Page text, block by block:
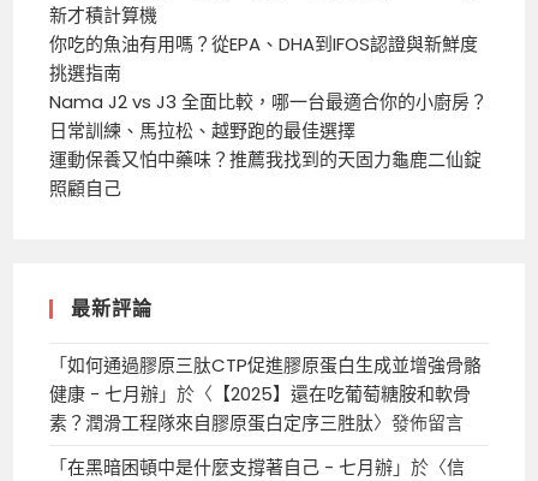
新才積計算機
你吃的魚油有用嗎？從EPA、DHA到IFOS認證與新鮮度
挑選指南
Nama J2 vs J3 全面比較，哪一台最適合你的小廚房？
日常訓練、馬拉松、越野跑的最佳選擇
運動保養又怕中藥味？推薦我找到的天固力龜鹿二仙錠
照顧自己
最新評論
「如何通過膠原三肽CTP促進膠原蛋白生成並增強骨骼
健康 - 七月辦」於〈 【2025】還在吃葡萄糖胺和軟骨
素？潤滑工程隊來自膠原蛋白定序三胜肽〉發佈留言
「在黑暗困頓中是什麼支撐著自己 - 七月辦」於〈信